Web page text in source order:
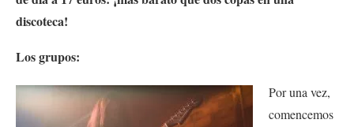
discoteca!
Los grupos:
Por una vez,
comencemos